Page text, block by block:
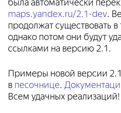
maps.yandex.ru/2.1-dev.
продолжат существовать
однако потом они будут
ссылками на версию 2.1.
Примеры новой версии
впесочнице.
Всем удачных реализаций!